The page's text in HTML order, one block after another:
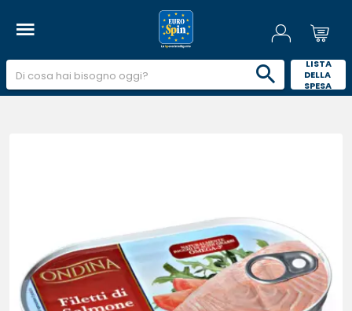
LISTA
DELLA
SPESA